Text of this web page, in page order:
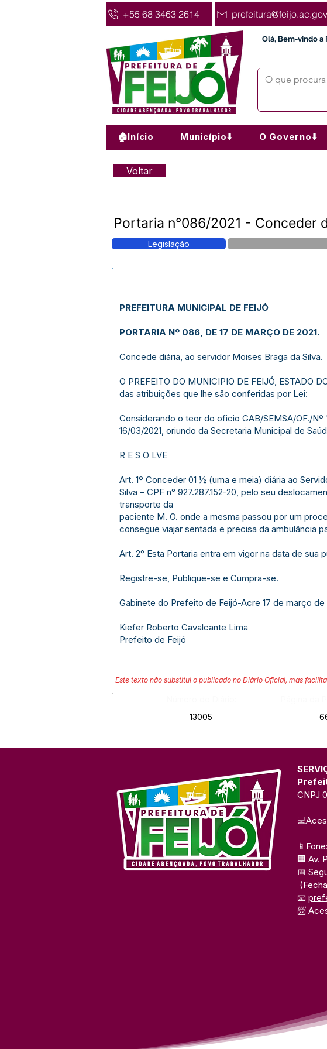
+55 68 3463 2614
Olá, Bem-vindo a
🏠Início Município⬇️ O Governo⬇️
Voltar
Portaria n°086/2021 - Conceder
Legislação
PREFEITURA MUNICIPAL DE FEIJÓ
PORTARIA Nº 086, DE 17 DE MARÇO DE 2021.
Concede diária, ao servidor Moises Braga da Silva.
O PREFEITO DO MUNICIPIO DE FEIJÓ, ESTADO
das atribuições que lhe são conferidas por Lei:
Considerando o teor do oficio GAB/SEMSA/OF./Nº
16/03/2021, oriundo da Secretaria Municipal de
R E S O LVE
Art. 1º Conceder 01 ½ (uma e meia) diária ao
Silva – CPF n° 927.287.152-20, pelo seu
transporte da
paciente M. O. onde a mesma passou por um
consegue viajar sentada e precisa da ambulância
Art. 2° Esta Portaria entra em vigor na data de
Registre-se, Publique-se e Cumpra-se.
Gabinete do Prefeito de Feijó-Acre 17 de março de
Kiefer Roberto Cavalcante Lima
Prefeito de Feijó
Este texto não substitui o publicado no Diário Oficial, mas
13005
CNPJ
🏢 Av.
📅
📧
📨